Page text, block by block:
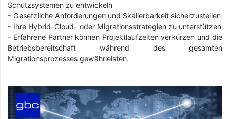
Schutzsystemen zu entwickeln
- Gesetzliche Anforderungen und Skalierbarkeit sicherzustellen
- Ihre Hybrid-Cloud- oder Migrationsstrategien zu unterstützen
- Erfahrene Partner können Projektlaufzeiten verkürzen und die
Betriebsbereitschaft während des gesamten
Migrationsprozesses gewährleisten.